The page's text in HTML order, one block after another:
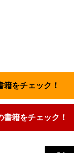
をチェック！
籍をチェック！